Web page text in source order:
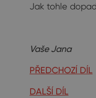
Jak tohle
Vaše Jana
PŘEDCHOZÍ DÍL
DALŠÍ DÍL